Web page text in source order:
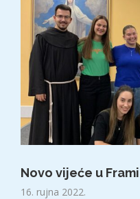
Novo vijeće u
16. rujna 2022.